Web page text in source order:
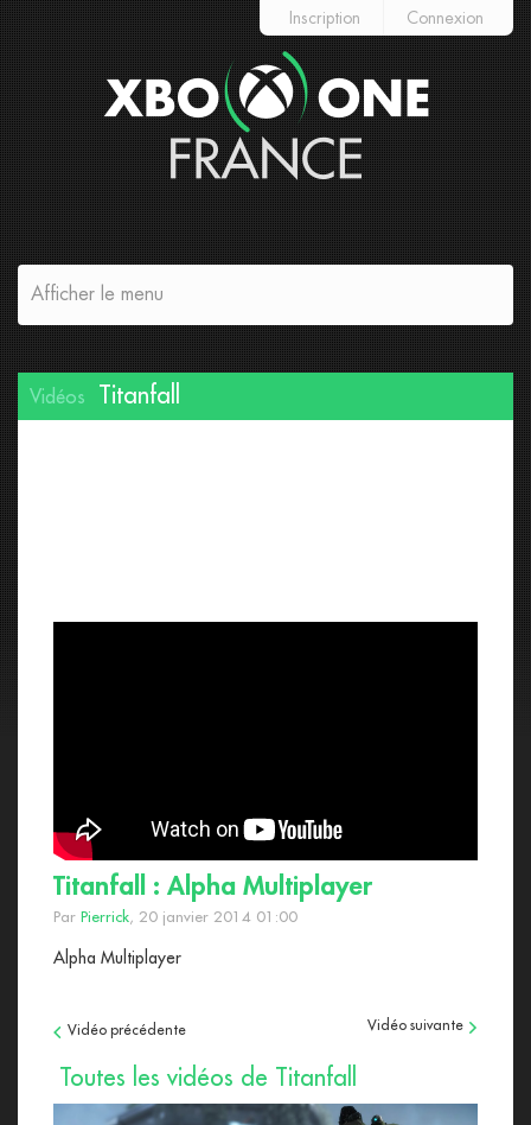
Inscription Connexion
Afficher le menu
Vidéos Titanfall
Titanfall : Alpha Multiplayer
Par Pierrick, 20 janvier 2014 01:00
Alpha Multiplayer
Vidéo suivante
Vidéo précédente
Toutes les vidéos de Titanfall